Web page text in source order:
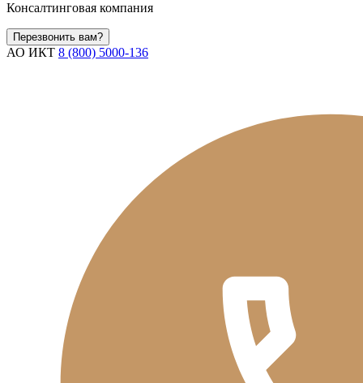
Консалтинговая компания
Перезвонить вам?
АО ИКТ 8 (800) 5000-136